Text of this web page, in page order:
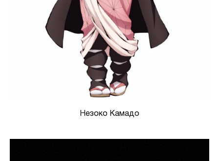
Незоко Камадо